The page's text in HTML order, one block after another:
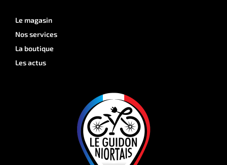
Le magasin
Nos services
La boutique
Les actus